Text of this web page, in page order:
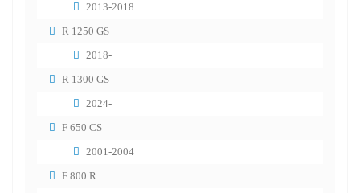
2013-2018
R 1250 GS
2018-
R 1300 GS
2024-
F 650 CS
2001-2004
F 800 R